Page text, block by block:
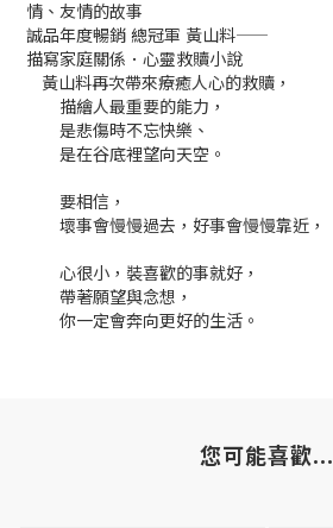
情、友情的故事
誠品年度暢銷 總冠軍 黃山料――
描寫家庭關係．心靈救贖小說
黃山料再次帶來療癒人心的救贖，
描繪人最重要的能力，
是悲傷時不忘快樂、
是在谷底裡望向天空。
要相信，
壞事會慢慢過去，好事會慢慢靠近，
心很小，裝喜歡的事就好，
帶著願望與念想，
你一定會奔向更好的生活。
您可能喜歡...